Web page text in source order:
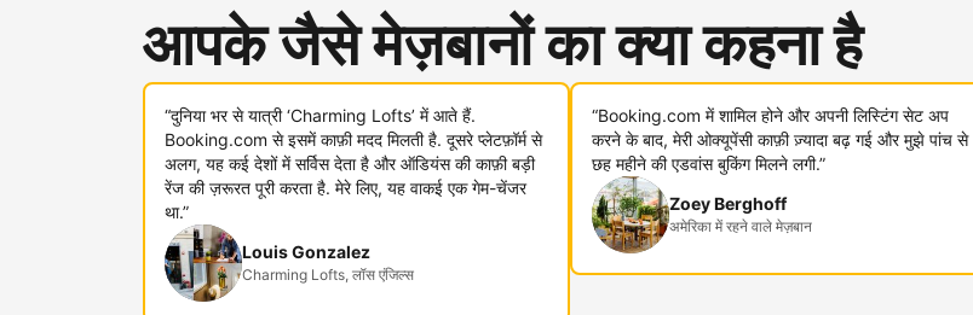
आपके जैसे मेज़बानों का क्या कहना है
“दुनिया भर से यात्री ‘Charming Lofts’ में आते हैं.
Booking.com से इसमें काफ़ी मदद मिलती है. दूसरे प्लेटफ़ॉर्म से
अलग, यह कई देशों में सर्विस देता है और ऑडियंस की काफ़ी बड़ी
रेंज की ज़रूरत पूरी करता है. मेरे लिए, यह वाकई एक गेम-चेंजर
था.”
Louis Gonzalez
Charming Lofts, लॉस एंजिल्स
“Booking.com में शामिल होने और अपनी लिस्टिंग सेट अप
करने के बाद, मेरी ओक्यूपेंसी काफ़ी ज़्यादा बढ़ गई और मुझे पांच से
छह महीने की एडवांस बुकिंग मिलने लगी.”
Zoey Berghoff
अमेरिका में रहने वाले मेज़बान